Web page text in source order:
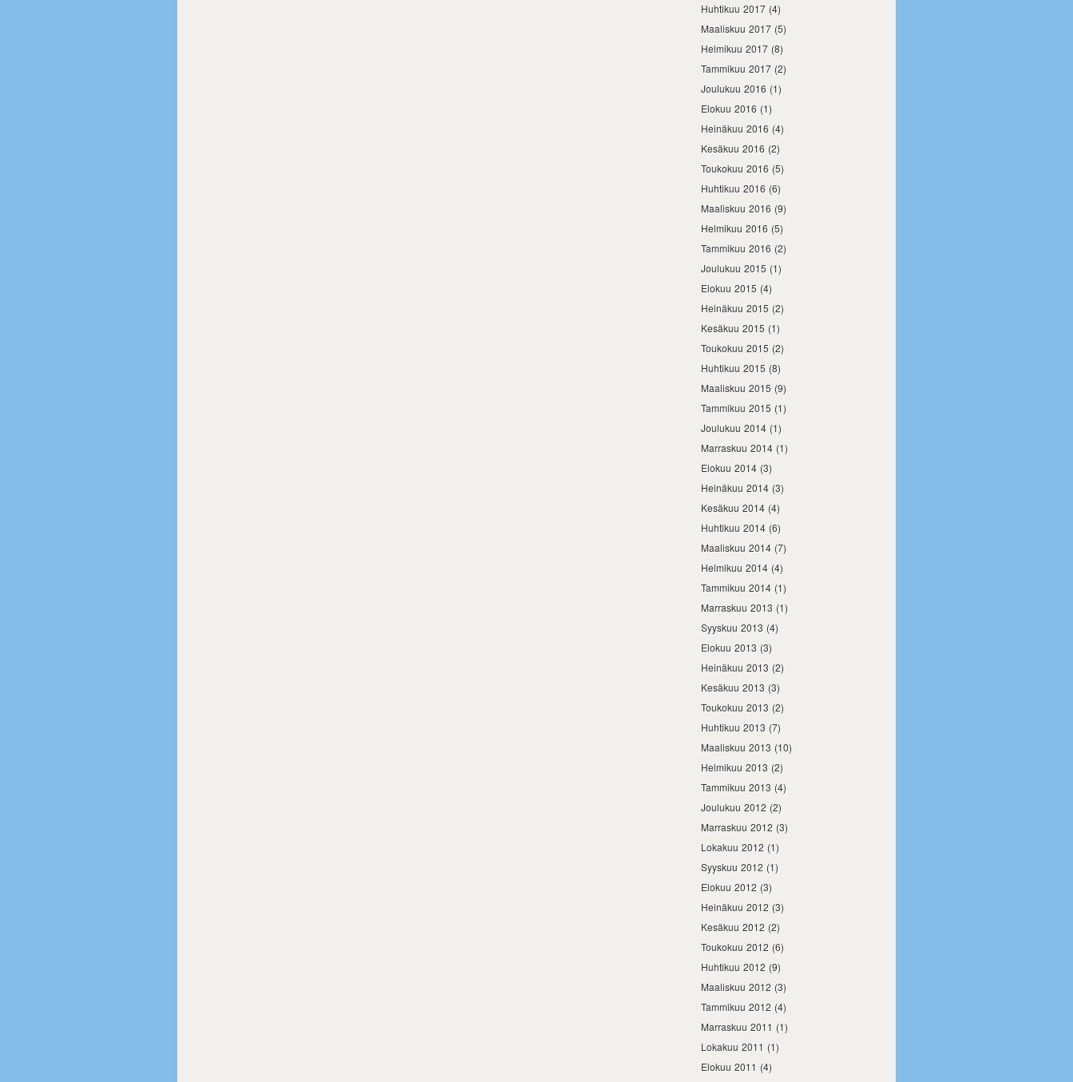
Huhtikuu 2017 (4)
Maaliskuu 2017 (5)
Helmikuu 2017 (8)
Tammikuu 2017 (2)
Joulukuu 2016 (1)
Elokuu 2016 (1)
Heinäkuu 2016 (4)
Kesäkuu 2016 (2)
Toukokuu 2016 (5)
Huhtikuu 2016 (6)
Maaliskuu 2016 (9)
Helmikuu 2016 (5)
Tammikuu 2016 (2)
Joulukuu 2015 (1)
Elokuu 2015 (4)
Heinäkuu 2015 (2)
Kesäkuu 2015 (1)
Toukokuu 2015 (2)
Huhtikuu 2015 (8)
Maaliskuu 2015 (9)
Tammikuu 2015 (1)
Joulukuu 2014 (1)
Marraskuu 2014 (1)
Elokuu 2014 (3)
Heinäkuu 2014 (3)
Kesäkuu 2014 (4)
Huhtikuu 2014 (6)
Maaliskuu 2014 (7)
Helmikuu 2014 (4)
Tammikuu 2014 (1)
Marraskuu 2013 (1)
Syyskuu 2013 (4)
Elokuu 2013 (3)
Heinäkuu 2013 (2)
Kesäkuu 2013 (3)
Toukokuu 2013 (2)
Huhtikuu 2013 (7)
Maaliskuu 2013 (10)
Helmikuu 2013 (2)
Tammikuu 2013 (4)
Joulukuu 2012 (2)
Marraskuu 2012 (3)
Lokakuu 2012 (1)
Syyskuu 2012 (1)
Elokuu 2012 (3)
Heinäkuu 2012 (3)
Kesäkuu 2012 (2)
Toukokuu 2012 (6)
Huhtikuu 2012 (9)
Maaliskuu 2012 (3)
Tammikuu 2012 (4)
Marraskuu 2011 (1)
Lokakuu 2011 (1)
Elokuu 2011 (4)